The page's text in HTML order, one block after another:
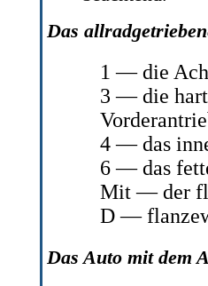
Das
1 — die
3 — die
4 — das
6 — das
Mit — der
D —
Das Auto mit dem